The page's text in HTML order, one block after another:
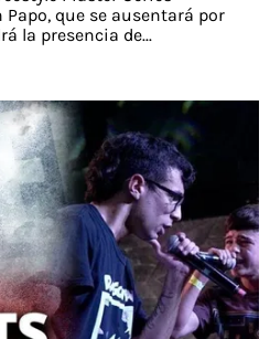
que se ausentará por
la presencia de...